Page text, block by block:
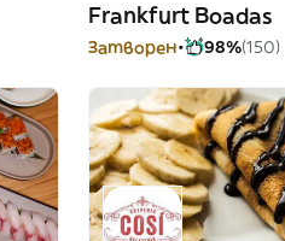
Frankfurt Boadas
Затворен 98%(150)